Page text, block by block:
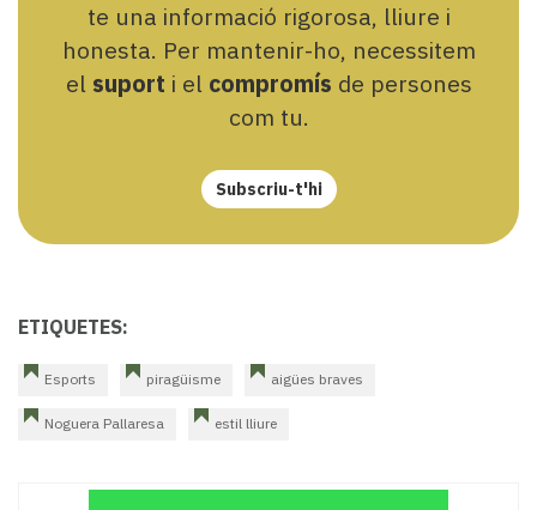
te una informació rigorosa, lliure i
honesta. Per mantenir-ho, necessitem
el suport i el compromís de persones
com tu.
Subscriu-t'hi
ETIQUETES:
Esports piragüisme aigües braves
Noguera Pallaresa estil lliure